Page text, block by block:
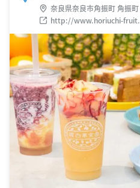
奈良県奈良市角振町 角振町
http://www.horiuchi-